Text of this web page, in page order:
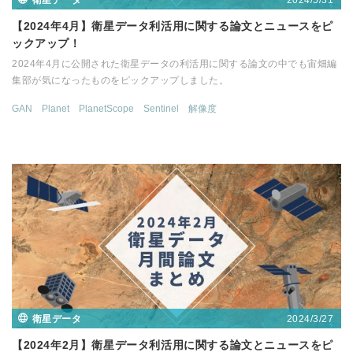
【2024年4月】衛星データ利活用に関する論文とニュースをピ
ックアップ！
2024年4月に公開された衛星データの利活用に関する論文の中でも宙畑編
集部が気になったものをピックアップしました。
GAN Planet PlanetScope Sentinel 解像度
衛星データ 2024/3/27
【2024年2月】衛星データ利活用に関する論文とニュースをピ